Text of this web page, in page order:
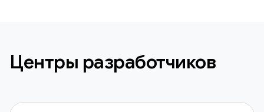
Центры разработчиков